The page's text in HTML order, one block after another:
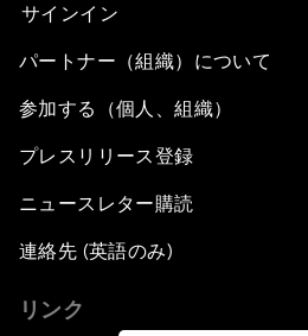
サインイン
パートナー（組織）について
参加する（個人、組織）
プレスリリース登録
ニュースレター購読
連絡先 (英語のみ)
リンク